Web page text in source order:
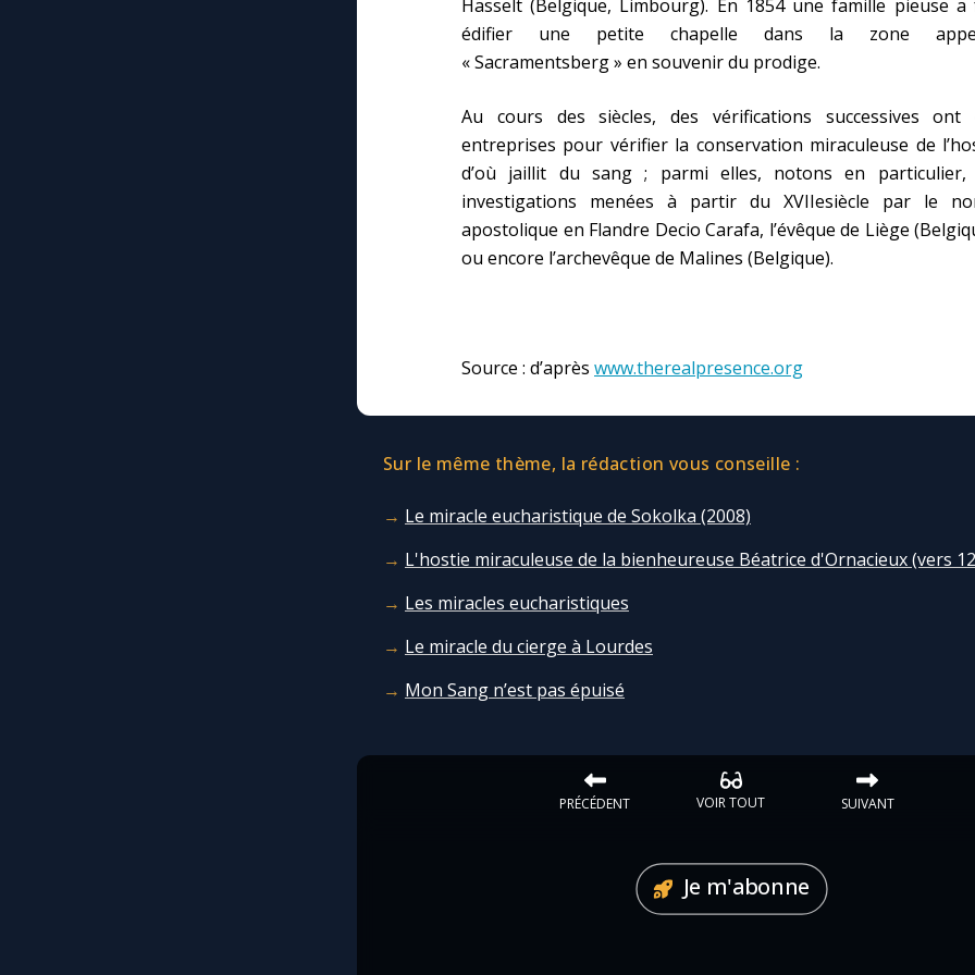
Hasselt (Belgique, Limbourg). En 1854 une famille pieuse a
édifier une petite chapelle dans la zone
« Sacramentsberg » en souvenir du prodige.
Au cours des siècles, des vérifications successives ont
entreprises pour vérifier la conservation miraculeuse de
d’où jaillit du sang ; parmi elles, notons en particulier,
investigations menées à partir du XVIIesiècle par le
apostolique en Flandre Decio Carafa, l’évêque de Liège
ou encore l’archevêque de Malines (Belgique).
Source : d’après www.therealpresence.org
Sur le même thème, la rédaction vous conseille :
Le miracle eucharistique de Sokolka (2008)
L'hostie miraculeuse de la bienheureuse Béatrice d'Ornacieux (vers
Les miracles eucharistiques
Le miracle du cierge à Lourdes
Mon Sang n’est pas épuisé
PRÉCÉDENT VOIR TOUT SUIVANT
Je m'abonne